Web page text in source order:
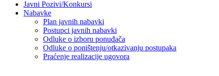
Javni Pozivi/Konkursi
Nabavke
Plan javnih nabavki
Postupci javnih nabavki
Odluke o izboru ponuđača
Odluke o poništenju/otkazivanju postupaka
Praćenje realizacije ugovora